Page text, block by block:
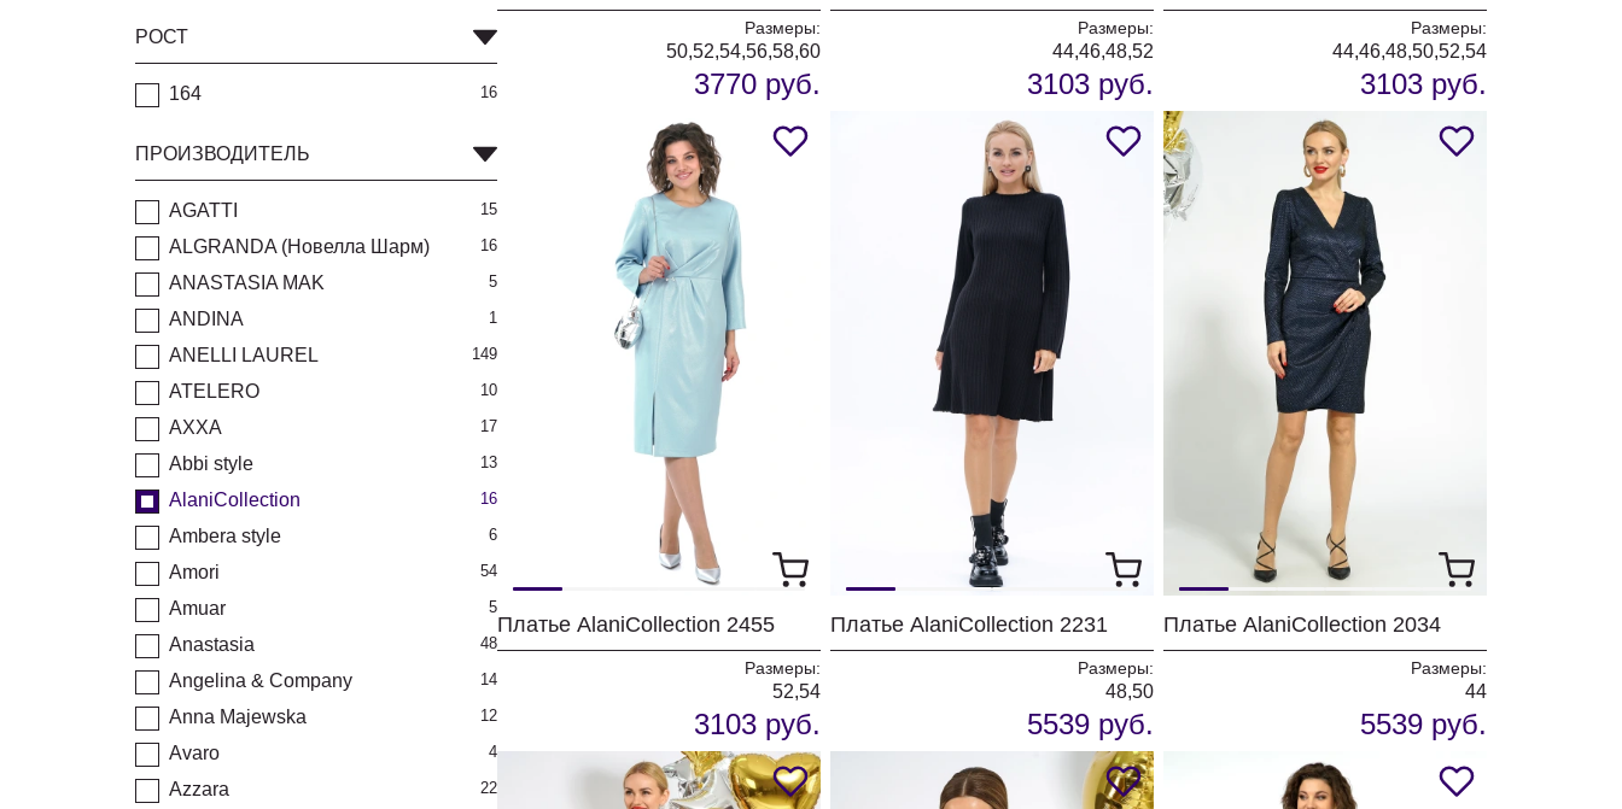
РОСТ
164 16
ПРОИЗВОДИТЕЛЬ
AGATTI 15
ALGRANDA (Новелла Шарм) 16
ANASTASIA MAK 5
ANDINA 1
ANELLI LAUREL 149
ATELERO 10
AXXA 17
Abbi style 13
AlaniCollection 16
Ambera style 6
Amori 54
Amuar 5
Anastasia 48
Angelina & Company 14
Anna Majewska 12
Avaro 4
Azzara 22
Размеры:
50,52,54,56,58,60
3770 руб.
Размеры:
44,46,48,52
3103 руб.
Размеры:
44,46,48,50,52,54
3103 руб.
Платье AlaniCollection 2455
Размеры:
52,54
3103 руб.
Платье AlaniCollection 2231
Размеры:
48,50
5539 руб.
Платье AlaniCollection 2034
Размеры:
44
5539 руб.